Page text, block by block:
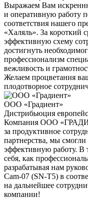
Выражаем Вам
и оперативную работу
соответствия нашего
«Халяль». За короткий
эффективную схему
достигнуть
профессионализм
вежливость и
Желаем процветания
плодотворное
ООО «Градиент»
Дистрибьюция
Компания ООО
за продуктивное
партнерства, мы
эффективную работу. В
себя, как
разрабатывая нам
Cam-07 (SN-T5) в
на дальнейшее
компании!